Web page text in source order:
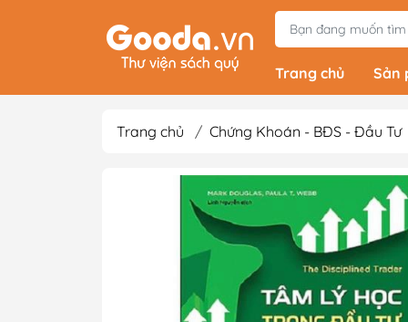
Trang chủ
Sản
Light Novels - Tản
Giả Tưởng - Kinh
Thám
Văn Học Kinh Điển
Xem thêm
Trang chủ / Chứng Khoán - BĐS - Đầu Tư